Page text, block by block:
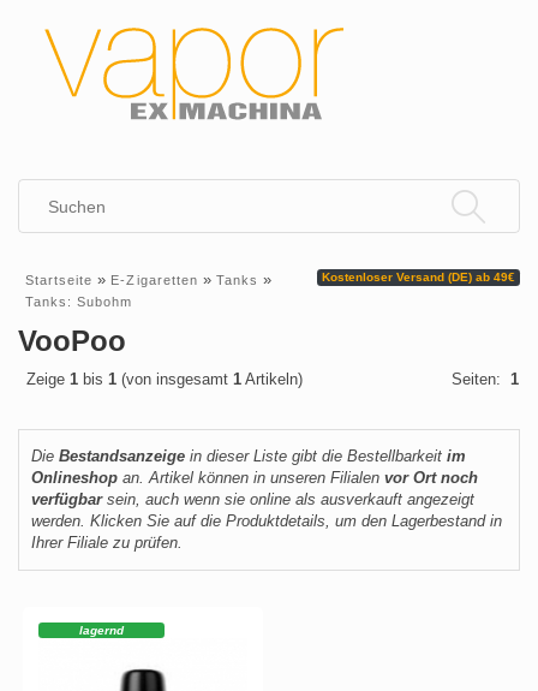
Kostenloser Versand (DE) ab 49€
Startseite » E-Zigaretten » Tanks »
Tanks: Subohm
VooPoo
Zeige 1 bis 1 (von insgesamt 1 Artikeln) Seiten: 1
Die Bestandsanzeige in dieser Liste gibt die Bestellbarkeit im
Onlineshop an. Artikel können in unseren Filialen vor Ort noch
verfügbarsein, auch wenn sie online als ausverkauft angezeigt
werden. Klicken Sie auf die Produktdetails, um den Lagerbestand in
Ihrer Filiale zu prüfen.
lagernd